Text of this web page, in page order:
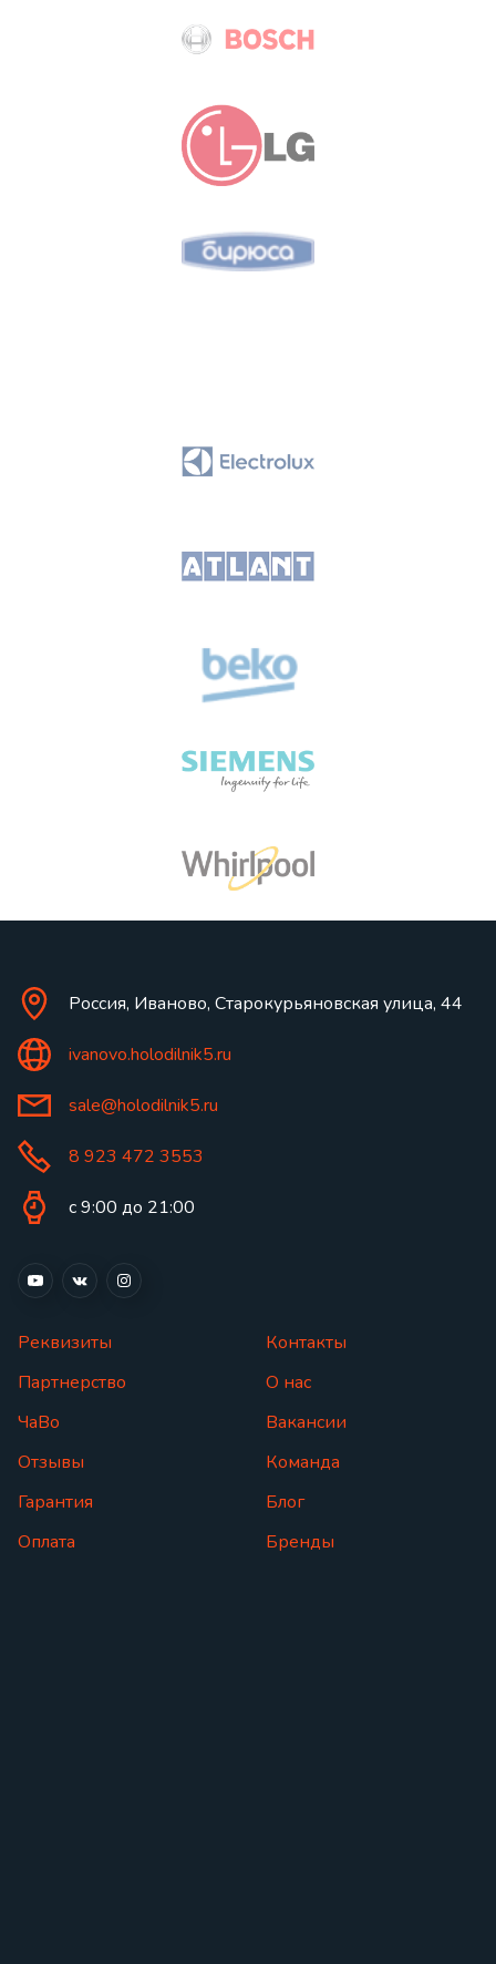
Россия, Иваново, Старокурьяновская улица, 44
ivanovo.holodilnik5.ru
sale@holodilnik5.ru
8 923 472 3553
с 9:00 до 21:00
Реквизиты
Партнерство
ЧаВо
Отзывы
Гарантия
Оплата
Контакты
О нас
Вакансии
Команда
Блог
Бренды